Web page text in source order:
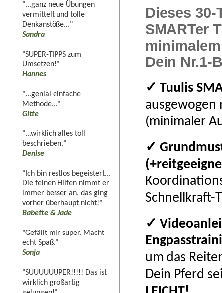
"...ganz neue Übungen
vermittelt und tolle
Denkanstöße..."
Sandra
"SUPER-TIPPS zum
Umsetzen!"
Hannes
"...genial einfache
Methode..."
Gitte
"...wirklich alles toll
beschrieben."
Denise
"Ich bin restlos begeistert...
Die feinen Hilfen nimmt er
immer besser an, das ging
vorher überhaupt nicht!"
Babette & Jade
"Gefällt mir super. Macht
echt Spaß."
Sonja
"SUUUUUUPER!!!!! Das ist
wirklich großartig
Dieses
SMARTer
Dein Nr.1-
✓ Tuulis
ausgewogen
(minimaler
✓
Schnellkraft-
✓
um das
Dein Pferd